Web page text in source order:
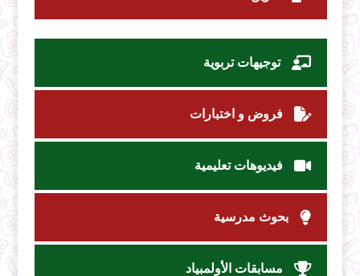
توجيهات تربوية
فروض و اختبارات
فيديوهات تعليمية
بحوث مدرسية
مسابقات الأولمبياد